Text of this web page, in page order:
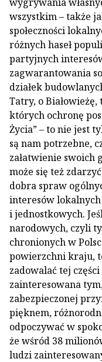
wszystkim – także
społeczności
różnych haseł
partyjnych
zagwarantowania
działek
Tatry, o
których ochronę
Życia” – to nie jest
są nam potrzebne,
załatwienie swoich
może się też
dobra spraw
interesów
i jednostkowych.
narodowych, czyli
chronionych w
powierzchni kraju,
zadowalać tej
zainteresowana
zabezpieczonej
pięknem,
odpoczywać w
że wśród 38
ludzi